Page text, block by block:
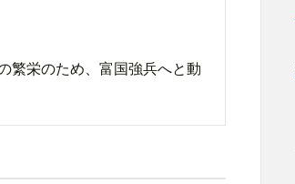
繁栄のため、富国強兵へと動